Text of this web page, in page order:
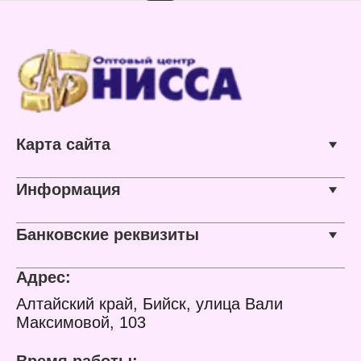
Карта сайта
Информация
Банковские реквизиты
Адрес:
Алтайский край, Бийск, улица Вали
Максимовой, 103